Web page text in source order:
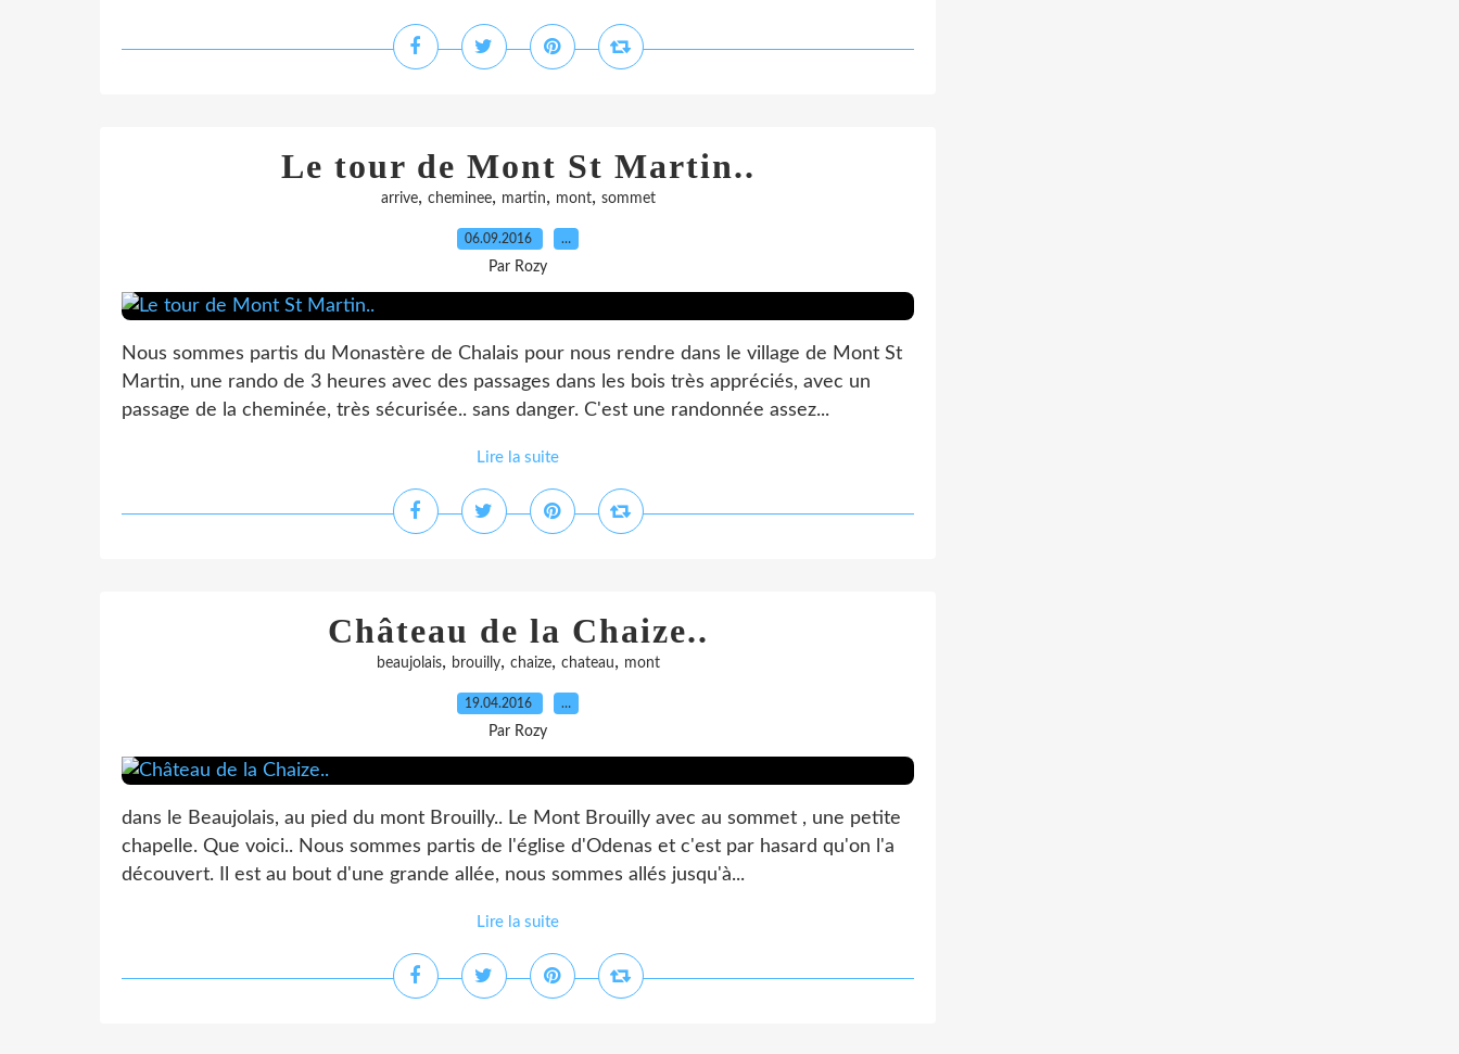
Le tour de Mont St Martin..
arrive, cheminee, martin, mont, sommet
06.09.2016 …
Par Rozy
Nous sommes partis du Monastère de Chalais pour nous rendre dans le village de Mont St
Martin, une rando de 3 heures avec des passages dans les bois très appréciés, avec un
passage de la cheminée, très sécurisée.. sans danger. C'est une randonnée assez...
Lire la suite
Château de la Chaize..
beaujolais, brouilly, chaize, chateau, mont
19.04.2016 …
Par Rozy
dans le Beaujolais, au pied du mont Brouilly.. Le Mont Brouilly avec au sommet , une petite
chapelle. Que voici.. Nous sommes partis de l'église d'Odenas et c'est par hasard qu'on l'a
découvert. Il est au bout d'une grande allée, nous sommes allés jusqu'à...
Lire la suite